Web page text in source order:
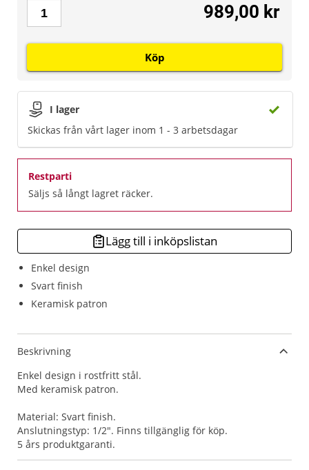
Enkel design
Svart finish
Keramisk patron
I lager
Skickas från vårt lager inom 1 - 3 arbetsdagar
Restparti
Säljs så långt lagret räcker.
989,00 kr
Köp
Lägg till i inköpslistan
Beskrivning
Enkel design i rostfritt stål.
Med keramisk patron.
Material: Svart finish.
Anslutningstyp: 1/2". Finns tillgänglig för köp.
5 års produktgaranti.